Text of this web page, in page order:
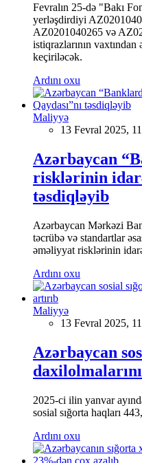
Fevralın 25-də "Bakı
yerləşdirdiyi
AZ0201040265 və
istiqrazlarının vaxtından
keçiriləcək.
Ardını oxu
Maliyyə
13 Fevral 2025,
Azərbaycan
risklərinin
təsdiqləyib
Azərbaycan Mərkəzi
təcrübə və standartlar
əməliyyat risklərinin
Ardını oxu
Maliyyə
13 Fevral 2025,
Azərbaycan
2025-ci ilin yanvar
sosial sığorta haqları
Ardını oxu